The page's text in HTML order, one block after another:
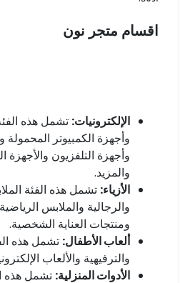
اقسام متجر نون
الإلكترونيات: تشمل هذه
وأجهزة الكمبيوتر المحمولة
وأجهزة التلفزيون والأجهزة
والمزيد.
الأزياء: تشمل هذه الفئة
والرجالية والملابس
ومنتجات العناية الشخصية.
ألعاب الأطفال: تشمل هذه
والترفيهية والألعاب
الأدوات المنزلية: تشمل هذه